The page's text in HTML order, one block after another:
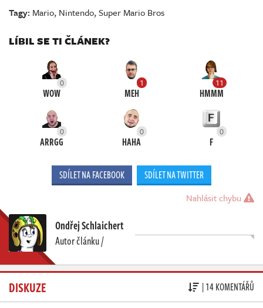
Tagy: Mario, Nintendo,Super Mario Bros
LÍBIL SE TI ČLÁNEK?
0
WOW
1
MEH
11
HMMM
0
ARRGG
0
HAHA
0
F
SDÍLET NA FACEBOOK SDÍLET NA TWITTER
Nahlásit chybu
Ondřej Schlaichert
Autor článku /
DISKUZE | 14 KOMENTÁŘŮ